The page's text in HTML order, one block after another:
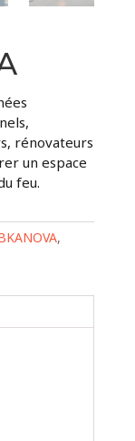
rénovateurs
un espace
feu.
,